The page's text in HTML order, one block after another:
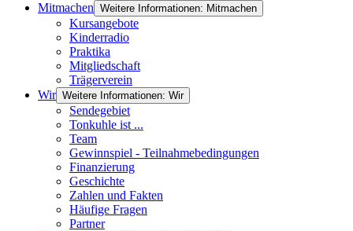
Mitmachen Weitere Informationen: Mitmachen
Kursangebote
Kinderradio
Praktika
Mitgliedschaft
Trägerverein
Wir Weitere Informationen: Wir
Sendegebiet
Tonkuhle ist ...
Team
Gewinnspiel - Teilnahmebedingungen
Finanzierung
Geschichte
Zahlen und Fakten
Häufige Fragen
Partner